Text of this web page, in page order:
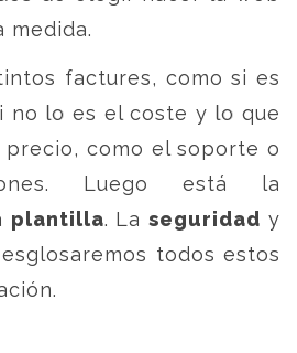
medida.
factures, como si es
no lo es el coste y lo que
como el soporte o
Luego está la
plantilla. Laseguridad y
todos estos